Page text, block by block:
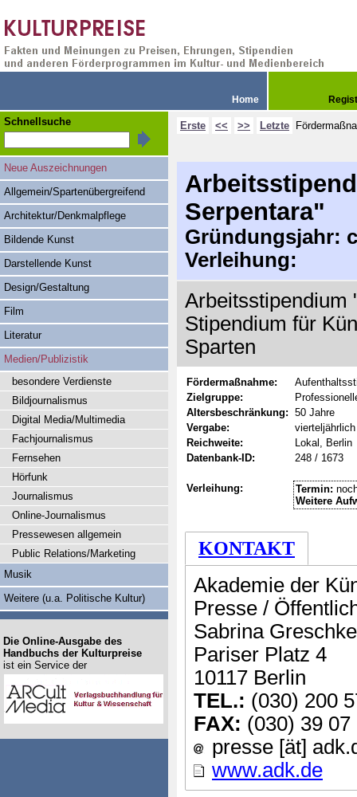
Home
Erste << >> Letzte
Serpentara"
Gründungsjahr:
Verleihung:
Arbeitsstipendium
Stipendium für
Sparten
Fördermaßnahme:
Zielgruppe:
Altersbeschränkung: 50 Jahre
Vergabe:
vierteljährlich
Reichweite:
Lokal, Berlin
Datenbank-ID:
248 / 1673
Verleihung: Termin:
Weitere
KONTAKT
Akademie der
Presse /
Sabrina Greschke
Pariser Platz 4
10117 Berlin
TEL.: (030) 200
FAX: (030) 39 07
presse [ät]
www.adk.de
Schnellsuche
Neue Auszeichnungen
Allgemein/Spartenübergreifend
Architektur/Denkmalpflege
Bildende Kunst
Darstellende Kunst
Design/Gestaltung
Film
Literatur
Medien/Publizistik
besondere Verdienste
Bildjournalismus
Digital Media/Multimedia
Fachjournalismus
Fernsehen
Hörfunk
Journalismus
Online-Journalismus
Pressewesen allgemein
Public Relations/Marketing
Musik
Weitere (u.a. Politische Kultur)
Die Online-Ausgabe des
Handbuchs der Kulturpreise
ist ein Service der